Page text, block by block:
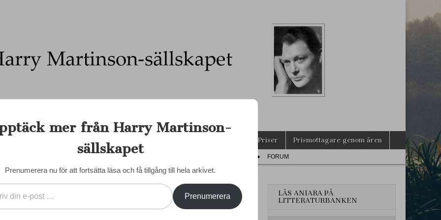
sällskapet Priser Prismottagare genom åren
FORUM
LÄS ANIARA PÅ
LITTERATURBANKEN
mer från Harry Martinson-
sällskapet
Prenumerera nu för att fortsätta läsa och få tillgång till hela arkivet.
Prenumerera